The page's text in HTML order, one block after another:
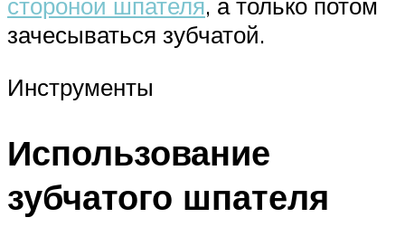
зачесываться зубчатой.
Инструменты
Использование
зубчатого шпателя